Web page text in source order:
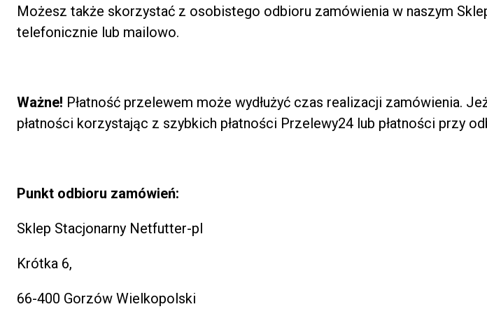
Możesz także skorzystać z osobistego odbioru zamówienia w naszym
telefonicznie lub mailowo.
Ważne! Płatność przelewem może wydłużyć czas realizacji zamówienia.
płatności korzystając z szybkich płatności Przelewy24 lub płatności przy
Punkt odbioru zamówień:
Sklep Stacjonarny Netfutter-pl
Krótka 6,
66-400 Gorzów Wielkopolski